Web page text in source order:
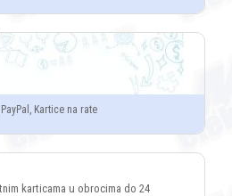
Kartice na rate
karticama u obrocima do 24